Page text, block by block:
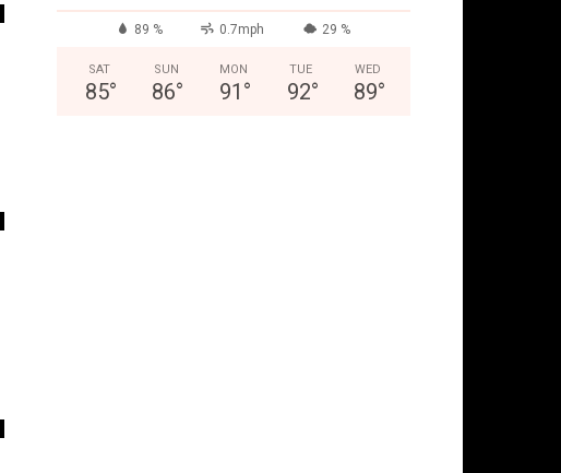
89 % 0.7mph 29 %
SAT
85°
SUN
86°
MON
91 °
TUE
92°
WED
89°